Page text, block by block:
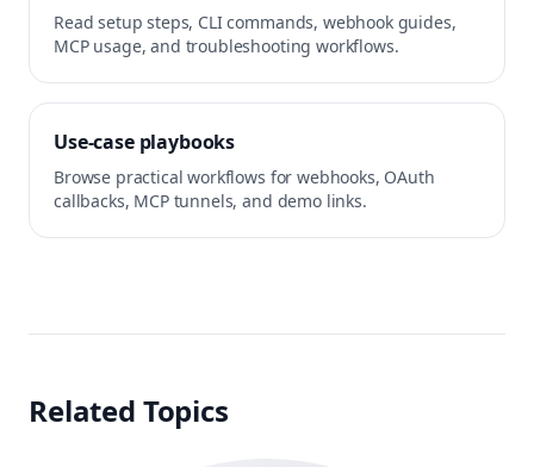
Read setup steps, CLI commands, webhook guides,
MCP usage, and troubleshooting workflows.
Use-case playbooks
Browse practical workflows for webhooks, OAuth
callbacks, MCP tunnels, and demo links.
Related Topics